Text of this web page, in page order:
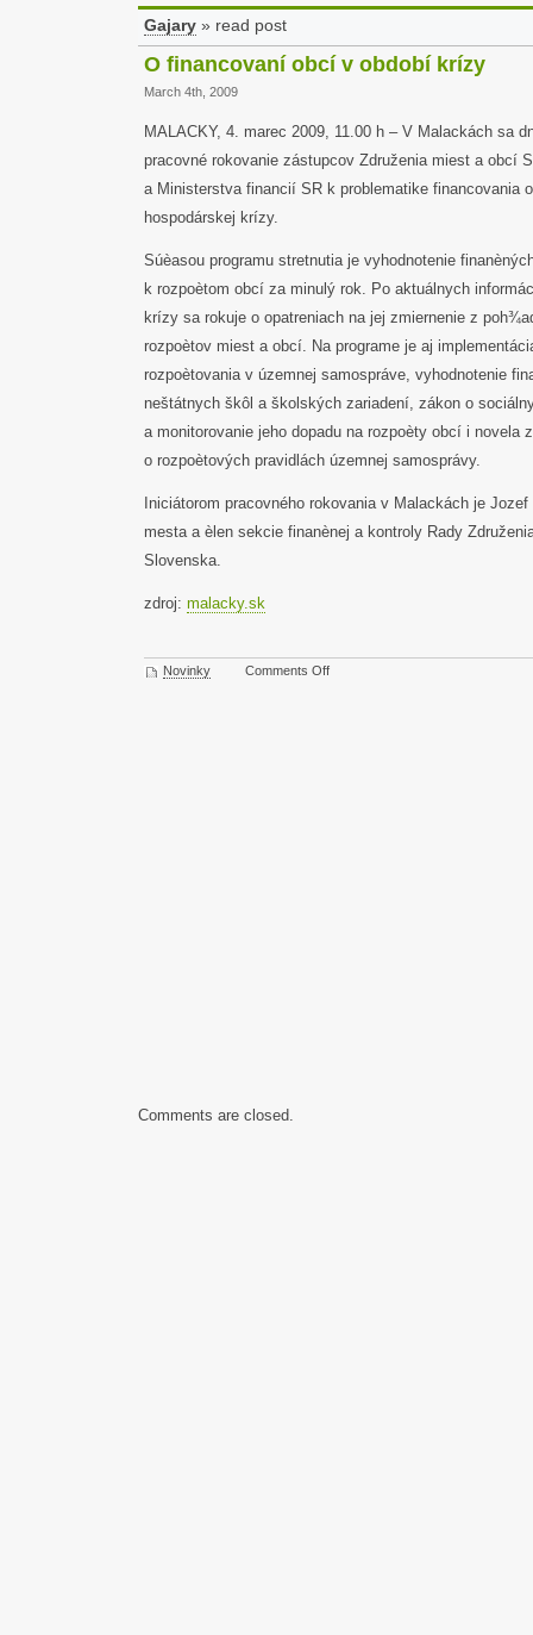
Gajary» read post
O financovaní obcí v období krízy
March 4th, 2009
MALACKY, 4. marec 2009, 11.00 h – V Malackách sa
pracovné rokovanie zástupcov Združenia miest a obcí
a Ministerstva financií SR k problematike financovania
hospodárskej krízy.
Súèasou programu stretnutia je vyhodnotenie
k rozpoètom obcí za minulý rok. Po aktuálnych
krízy sa rokuje o opatreniach na jej zmiernenie z
rozpoètov miest a obcí. Na programe je aj
rozpoètovania v územnej samospráve, vyhodnotenie
neštátnych škôl a školských zariadení, zákon o
a monitorovanie jeho dopadu na rozpoèty obcí i novela
o rozpoètových pravidlách územnej samosprávy.
Iniciátorom pracovného rokovania v Malackách je
mesta a èlen sekcie finanènej a kontroly Rady
Slovenska.
zdroj: malacky.sk
Novinky Comments Offon
Comments are closed.